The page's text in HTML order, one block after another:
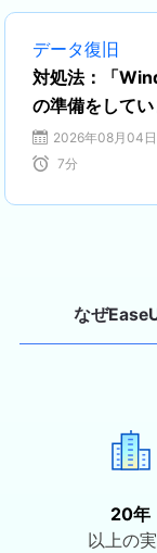
らプロ
に役立
データ復旧
対処法：「
の準備をしてい
が終わらない
2026年08月04日
7分
なぜ
20年
以上の